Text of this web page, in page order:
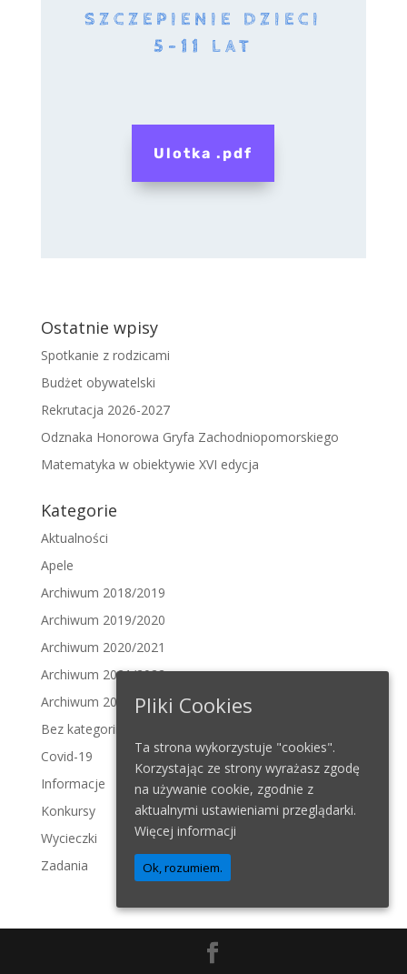
SZCZEPIENIE DZIECI
5-11 LAT
Ulotka .pdf
Ostatnie wpisy
Spotkanie z rodzicami
Budżet obywatelski
Rekrutacja 2026-2027
Odznaka Honorowa Gryfa Zachodniopomorskiego
Matematyka w obiektywie XVI edycja
Kategorie
Aktualności
Apele
Archiwum 2018/2019
Archiwum 2019/2020
Archiwum 2020/2021
Archiwum 2021/2022
Archiwum 2022/2023
Bez kategorii
Covid-19
Informacje
Konkursy
Wycieczki
Zadania
Pliki Cookies
Ta strona wykorzystuje "cookies".
Korzystając ze strony wyrażasz zgodę
na używanie cookie, zgodnie z
aktualnymi ustawieniami przeglądarki.
Więcej informacji
Ok, rozumiem.